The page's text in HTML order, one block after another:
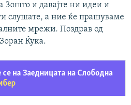
Зошто и давајте ни идеи и
слушате, а ние ќе прашуваме
мрежи. Поздрав од
Ќука.
на Заедницата на Слободна